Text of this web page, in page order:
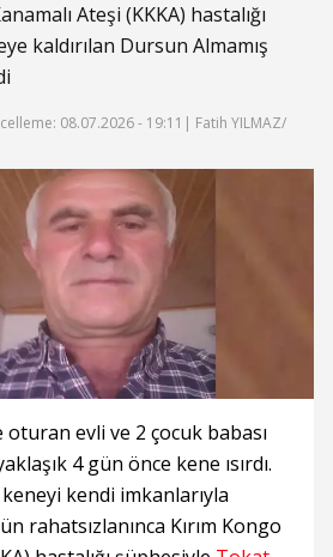
Ateşi (KKKA) hastalığı
kaldırılan Dursun Almamış
08.07.2026 - 19:11 | Fatih YILMAZ/
oturan evli ve 2 çocuk babası
4 gün önce kene ısırdı.
kendi imkanlarıyla
rahatsızlanınca Kırım Kongo